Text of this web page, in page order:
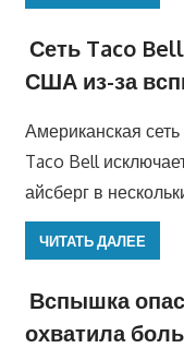
Сеть Taco
США из-за
Американская
Taco Bell
айсберг в
ЧИТАТЬ ДАЛЕЕ
Вспышка
охватила